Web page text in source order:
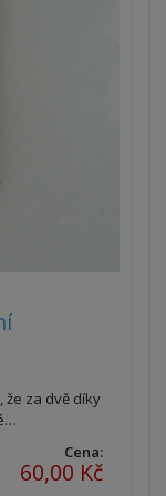
že za dvě díky
Cena:
60,00 Kč